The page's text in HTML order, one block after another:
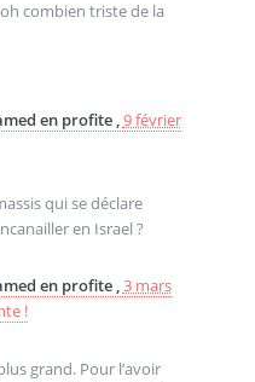
combien triste de la
en profite ,9 février
qui se déclare
en Israel ?
en profite ,3 mars
!
grand. Pour l’avoir